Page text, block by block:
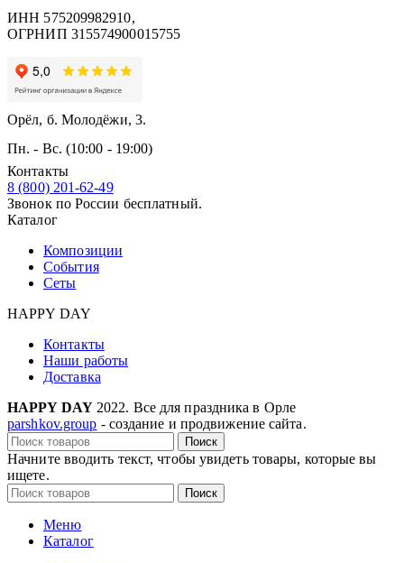
ИНН 575209982910,
ОГРНИП 315574900015755
Орёл, б. Молодёжи, 3.
Пн. - Вс. (10:00 - 19:00)
Контакты
8 (800) 201-62-49
Звонок по России бесплатный.
Каталог
Композиции
События
Сеты
HAPPY DAY
Контакты
Наши работы
Доставка
HAPPY DAY 2022. Все для праздника в Орле
parshkov.group - создание и продвижение сайта.
Поиск
Начните вводить текст, чтобы увидеть товары, которые вы
ищете.
Поиск
Меню
Каталог